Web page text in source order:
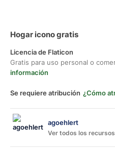
Hogar icono gratis
Licencia de Flaticon
Gratis para uso personal o
información
Se requiere atribución ¿Cómo
agoehlert
Ver todos los